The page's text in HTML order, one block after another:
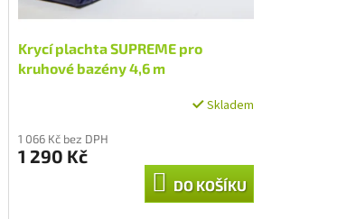
Krycí plachta SUPREME pro
kruhové bazény 4,6 m
Skladem
1 066 Kč bez DPH
1 290 Kč
DO KOŠÍKU